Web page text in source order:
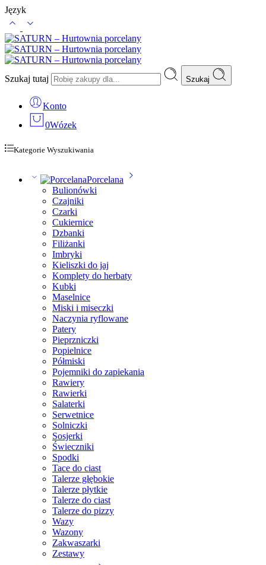
Język
Szukaj tutaj Szukaj
Konto
0Wózek
Kategorie Wyszukiwania
Porcelana
Bulionówki
Czajniki
Czarki
Cukiernice
Dzbanki
Filiżanki
Imbryki
Kieliszki do jaj
Komplety do herbaty
Kubki
Maselnice
Miski i miseczki
Naczynia ryflowane
Patery
Pieprzniczki
Popielnice
Półmiski
Pojemniki do zapiekania
Rawiery
Rawierki
Salaterki
Serwetnice
Solniczki
Sosjerki
Świeczniki
Spodki
Tace do ciast
Talerze głębokie
Talerze płytkie
Talerze do ciast
Talerze do pizzy
Wazy
Wazony
Zakwaszarki
Zestawy